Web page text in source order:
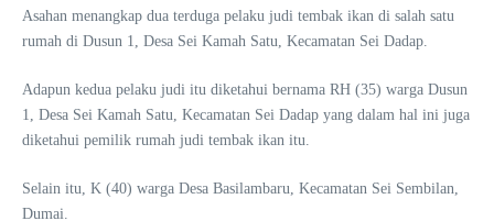
Asahan menangkap dua terduga pelaku judi tembak ikan di salah satu
rumah di Dusun 1, Desa Sei Kamah Satu, Kecamatan Sei Dadap.
Adapun kedua pelaku judi itu diketahui bernama RH (35) warga Dusun
1, Desa Sei Kamah Satu, Kecamatan Sei Dadap yang dalam hal ini juga
diketahui pemilik rumah judi tembak ikan itu.
Selain itu, K (40) warga Desa Basilambaru, Kecamatan Sei Sembilan,
Dumai.